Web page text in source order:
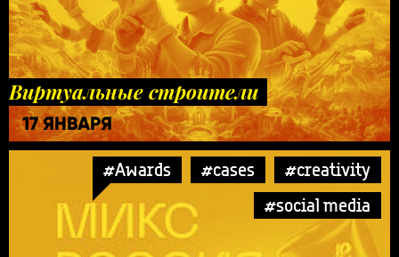
Виртуальные строители
17 ЯНВАРЯ
#Awards #cases
#creativity
#social media